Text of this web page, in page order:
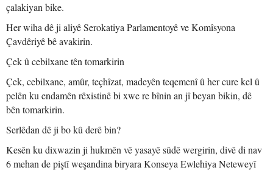
çalakiyan bike.
Her wiha dê ji aliyê Serokatiya Parlamentoyê ve Komîsyona
Çavdêriyê bê avakirin.
Çek û cebilxane tên tomarkirin
Çek, cebilxane, amûr, teçhîzat, madeyên teqemenî û her cure kel û
pelên ku endamên rêxistinê bi xwe re bînin an jî beyan bikin, dê
bên tomarkirin.
Serlêdan dê ji bo kû derê bin?
Kesên ku dixwazin ji hukmên vê yasayê sûdê wergirin, divê di nav
6 mehan de piştî weşandina biryara Konseya Ewlehiya Neteweyî